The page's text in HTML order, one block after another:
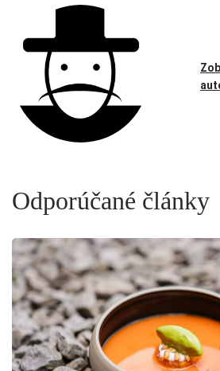
Odporúčané články